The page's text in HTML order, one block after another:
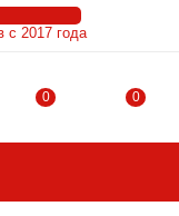
с 2017 года
0 0